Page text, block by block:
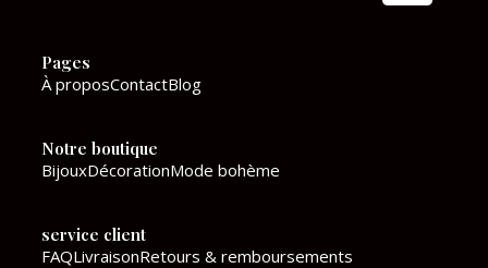
Pages
À proposContactBlog
Notre boutique
BijouxDécorationMode bohème
service client
FAQLivraisonRetours & remboursements